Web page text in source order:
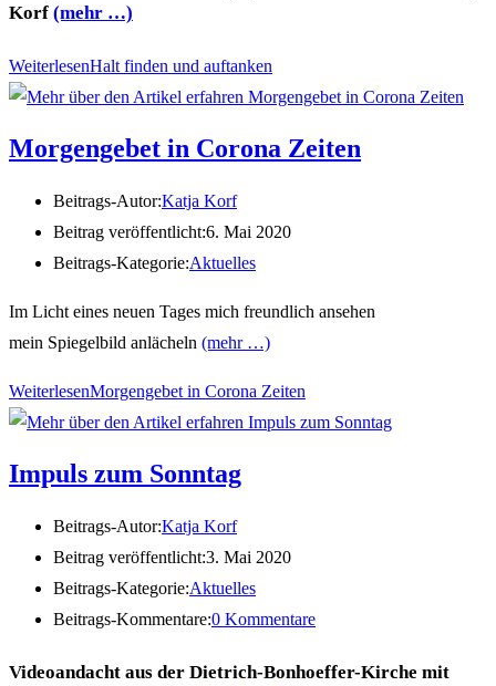
Korf (mehr …)
WeiterlesenHalt finden und auftanken
Morgengebet in Corona Zeiten
Beitrags-Autor:Katja Korf
Beitrag veröffentlicht:6. Mai 2020
Beitrags-Kategorie:Aktuelles
Im Licht eines neuen Tages mich freundlich ansehen
mein Spiegelbild anlächeln (mehr …)
WeiterlesenMorgengebet in Corona Zeiten
Impuls zum Sonntag
Beitrags-Autor:Katja Korf
Beitrag veröffentlicht:3. Mai 2020
Beitrags-Kategorie:Aktuelles
Beitrags-Kommentare:0 Kommentare
Videoandacht aus der Dietrich-Bonhoeffer-Kirche mit